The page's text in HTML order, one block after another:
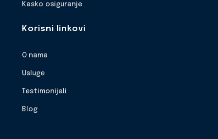
Kasko osiguranje
Korisni linkovi
O nama
Usluge
Testimonijali
Blog